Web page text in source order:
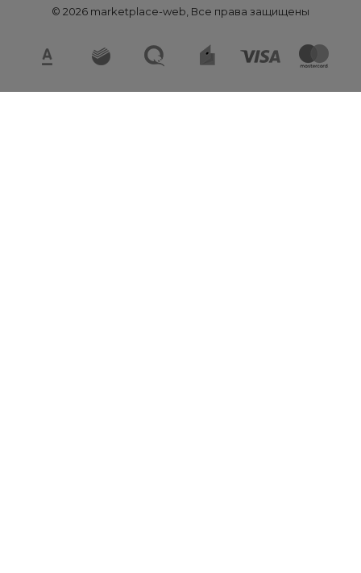
© 2026 marketplace-web, Все права защищены